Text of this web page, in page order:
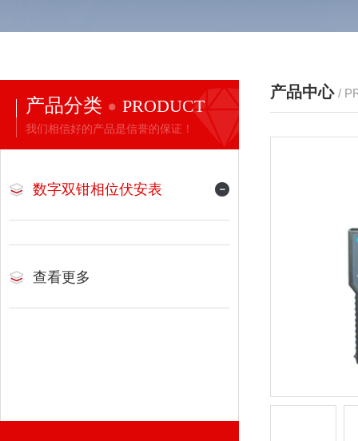
产品分类 PRODUCT
我们相信好的产品是信誉的保证！
数字双钳相位伏安表
查看更多
产品中心 /